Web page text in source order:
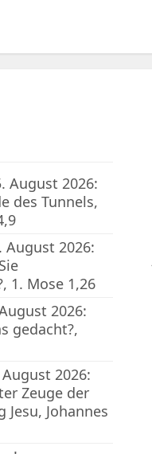
August 2026:
des Tunnels,
August 2026:
1. Mose 1,26
2026:
gedacht?,
2026:
Zeuge der
Johannes